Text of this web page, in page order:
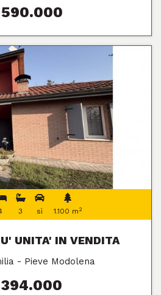
3 sì 1.100 m 2
UNITA' IN VENDITA
- Pieve Modolena